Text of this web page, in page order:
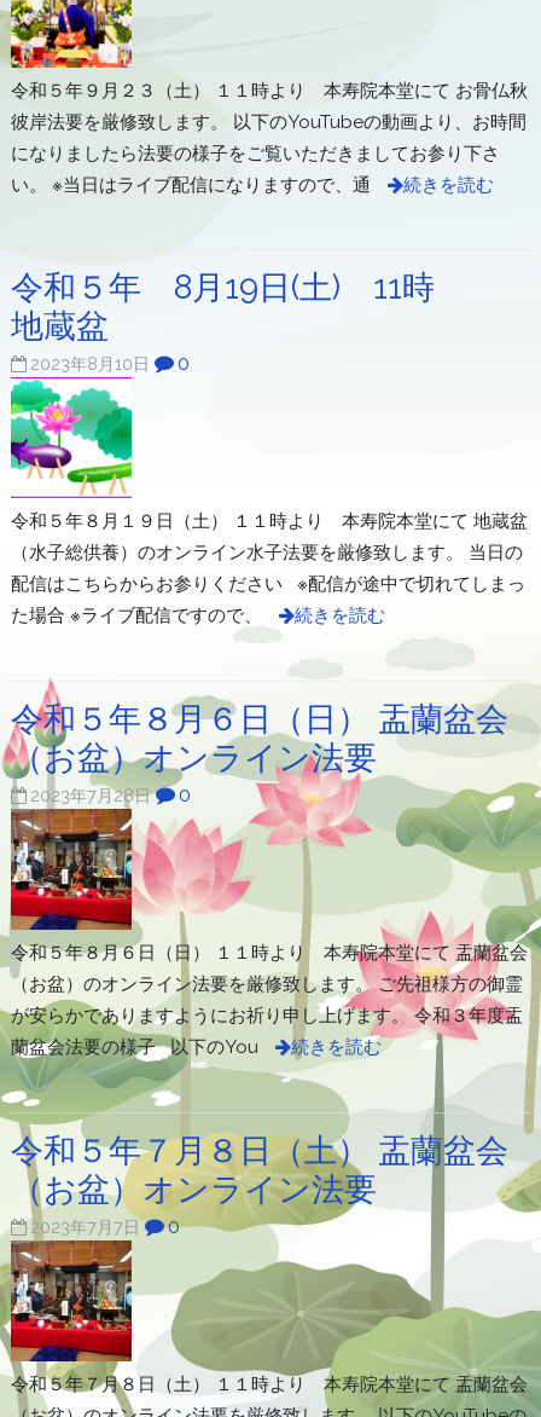
令和５年９月２３（土） １１時より 本寿院本堂にて お骨仏秋
彼岸法要を厳修致します。 以下のYouTubeの動画より、お時間
になりましたら法要の様子をご覧いただきましてお参り下さ
い。 ※当日はライブ配信になりますので、通
続きを読む
令和５年 8月19日(土) 11時
地蔵盆
2023年8月10日 0
令和５年８月１９日（土） １１時より 本寿院本堂にて 地蔵盆
（水子総供養）のオンライン水子法要を厳修致します。 当日の
配信はこちらからお参りください ※配信が途中で切れてしまっ
た場合 ※ライブ配信ですので、
続きを読む
令和５年８月６日（日） 盂蘭盆会
（お盆）オンライン法要
2023年7月28日 0
令和５年８月６日（日） １１時より 本寿院本堂にて 盂蘭盆会
（お盆）のオンライン法要を厳修致します。 ご先祖様方の御霊
が安らかでありますようにお祈り申し上げます。 令和３年度盂
蘭盆会法要の様子 以下のYou
続きを読む
令和５年７月８日（土） 盂蘭盆会
（お盆）オンライン法要
2023年7月7日 0
令和５年７月８日（土） １１時より 本寿院本堂にて 盂蘭盆会